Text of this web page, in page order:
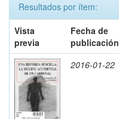
Resultados por ítem:
Vista
previa
Fecha de
publicación
2016-01-22